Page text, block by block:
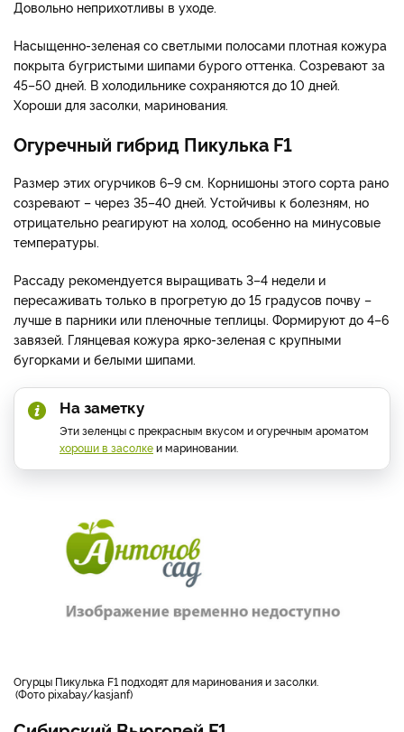
Довольно неприхотливы в уходе.
Насыщенно-зеленая со светлыми полосами плотная кожура
покрыта бугристыми шипами бурого оттенка. Созревают за
45–50 дней. В холодильнике сохраняются до 10 дней.
Хороши для засолки, маринования.
Огуречный гибрид Пикулька F1
Размер этих огурчиков 6–9 см. Корнишоны этого сорта рано
созревают – через 35–40 дней. Устойчивы к болезням, но
отрицательно реагируют на холод, особенно на минусовые
температуры.
Рассаду рекомендуется выращивать 3–4 недели и
пересаживать только в прогретую до 15 градусов почву –
лучше в парники или пленочные теплицы. Формируют до 4–6
завязей. Глянцевая кожура ярко-зеленая с крупными
бугорками и белыми шипами.
На заметку
Эти зеленцы с прекрасным вкусом и огуречным ароматом
хороши в засолкеи мариновании.
огурцы Пикулька F1 подходят для маринования и засолки.
Фото pixabay/kasjanf